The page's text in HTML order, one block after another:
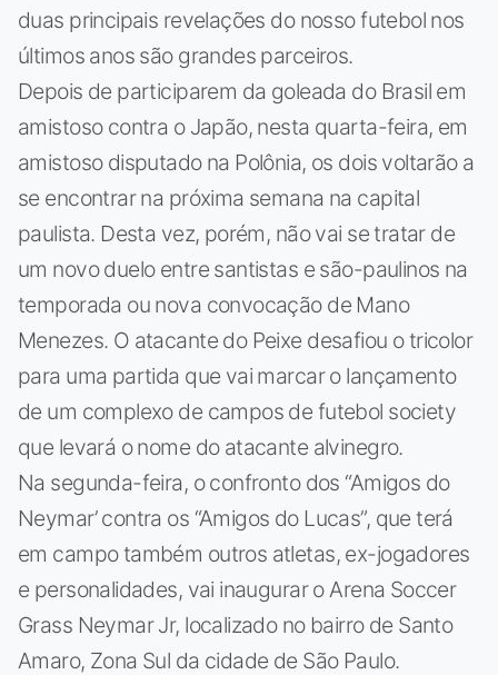
duas principais revelações do nosso futebol nos
últimos anos são grandes parceiros.
Depois de participarem da goleada do Brasil em
amistoso contra o Japão, nesta quarta-feira, em
amistoso disputado na Polônia, os dois voltarão a
se encontrar na próxima semana na capital
paulista. Desta vez, porém, não vai se tratar de
um novo duelo entre santistas e são-paulinos na
temporada ou nova convocação de Mano
Menezes. O atacante do Peixe desafiou o tricolor
para uma partida que vai marcar o lançamento
de um complexo de campos de futebol society
que levará o nome do atacante alvinegro.
Na segunda-feira, o confronto dos “Amigos do
Neymar’ contra os “Amigos do Lucas”, que terá
em campo também outros atletas, ex-jogadores
e personalidades, vai inaugurar o Arena Soccer
Grass Neymar Jr, localizado no bairro de Santo
Amaro, Zona Sul da cidade de São Paulo.